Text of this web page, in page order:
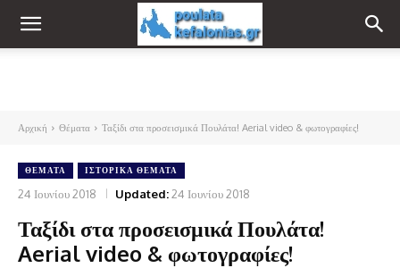
Αρχική Θέματα Ταξίδι στα προσεισμικά Πουλάτα! Aerial video & φωτογραφίες!
ΘΈΜΑΤΑ ΙΣΤΟΡΙΚΆ ΘΈΜΑΤΑ
24 Ιουνίου 2018 Updated:24 Ιουνίου 2018
Ταξίδι στα προσεισμικά Πουλάτα!
Aerial video & φωτογραφίες!